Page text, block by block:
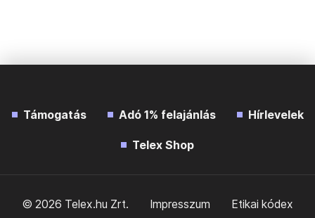
Támogatás Adó 1% felajánlás Hírlevelek
Telex Shop
© 2026 Telex.hu Zrt. Impresszum Etikai kódex